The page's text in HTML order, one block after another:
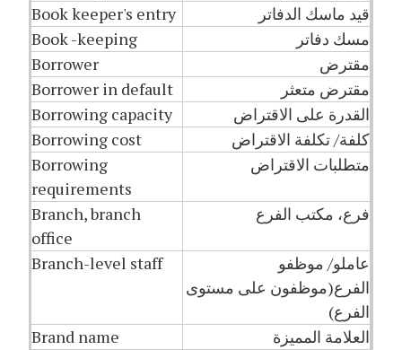
قيد ماسك الدفاتر
Book keeper's entry
مسك دفاتر
Book -keeping
مقترض
Borrower
مقترض متعثر
Borrower in default
القدرة على الاقتراض
Borrowing capacity
كلفة/ تكلفة الاقتراض
Borrowing cost
متطلبات الاقتراض
Borrowing
requirements
فرع، مكتب الفرع
Branch, branch
office
عاملو/ موظفو
الفرع(موظفون على مستوى
الفرع)
Branch-level staff
العلامة المميزة
Brand name